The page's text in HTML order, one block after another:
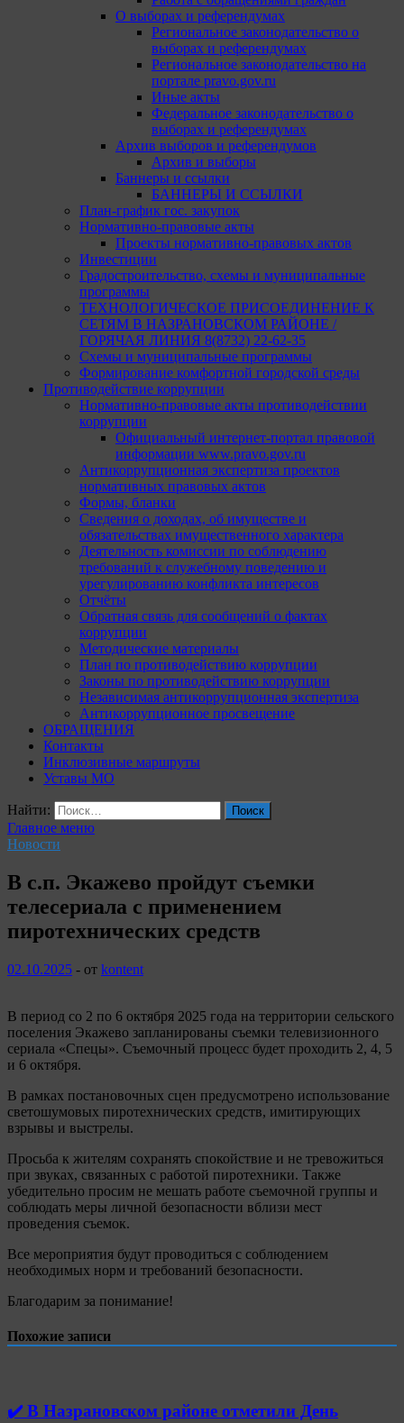
О выборах и референдумах
Региональное законодательство о
выборах и референдумах
Региональное законодательство на
портале pravo.gov.ru
Иные акты
Федеральное законодательство о
выборах и референдумах
Архив выборов и референдумов
Архив и выборы
Баннеры и ссылки
БАННЕРЫ И ССЫЛКИ
План-график гос. закупок
Нормативно-правовые акты
Проекты нормативно-правовых актов
Инвестиции
Градостроительство, схемы и муниципальные
программы
ТЕХНОЛОГИЧЕСКОЕ ПРИСОЕДИНЕНИЕ К
СЕТЯМ В НАЗРАНОВСКОМ РАЙОНЕ /
ГОРЯЧАЯ ЛИНИЯ 8(8732) 22-62-35
Схемы и муниципальные программы
Формирование комфортной городской среды
Противодействие коррупции
Нормативно-правовые акты противодействии
коррупции
Официальный интернет-портал правовой
информации www.pravo.gov.ru
Антикоррупционная экспертиза проектов
нормативных правовых актов
Формы, бланки
Сведения о доходах, об имуществе и
обязательствах имущественного характера
Деятельность комиссии по соблюдению
требований к служебному поведению и
урегулированию конфликта интересов
Отчёты
Обратная связь для сообщений о фактах
коррупции
Методические материалы
План по противодействию коррупции
Законы по противодействию коррупции
Независимая антикоррупционная экспертиза
Антикоррупционное просвещение
ОБРАЩЕНИЯ
Контакты
Инклюзивные маршруты
Уставы МО
Найти:
Главное меню
Новости
В с.п. Экажево пройдут съемки
телесериала с применением
пиротехнических средств
02.10.2025 - от kontent
В период со 2 по 6 октября 2025 года на территории сельского
поселения Экажево запланированы съемки телевизионного
сериала «Спецы». Съемочный процесс будет проходить 2, 4, 5
и 6 октября.
В рамках постановочных сцен предусмотрено использование
светошумовых пиротехнических средств, имитирующих
взрывы и выстрелы.
Просьба к жителям сохранять спокойствие и не тревожиться
при звуках, связанных с работой пиротехники. Также
убедительно просим не мешать работе съемочной группы и
соблюдать меры личной безопасности вблизи мест
проведения съемок.
Все мероприятия будут проводиться с соблюдением
необходимых норм и требований безопасности.
Благодарим за понимание!
Похожие записи
✔️ В Назрановском районе отметили День